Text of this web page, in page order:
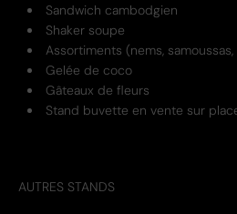
Sandwich cambodgien
Shaker soupe
Assortiments (nems,
Gelée de coco
Gâteaux de fleurs
Stand buvette en vente sur
AUTRES STANDS